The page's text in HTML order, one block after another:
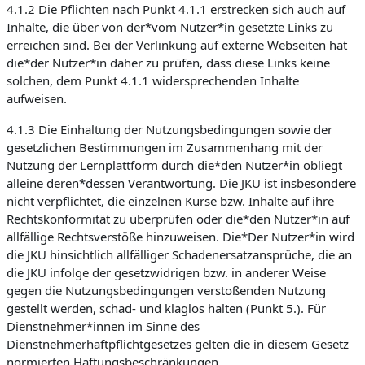
4.1.2 Die Pflichten nach Punkt 4.1.1 erstrecken sich auch auf
Inhalte, die über von der*vom Nutzer*in gesetzte Links zu
erreichen sind. Bei der Verlinkung auf externe Webseiten hat
die*der Nutzer*in daher zu prüfen, dass diese Links keine
solchen, dem Punkt 4.1.1 widersprechenden Inhalte
aufweisen.
4.1.3 Die Einhaltung der Nutzungsbedingungen sowie der
gesetzlichen Bestimmungen im Zusammenhang mit der
Nutzung der Lernplattform durch die*den Nutzer*in obliegt
alleine deren*dessen Verantwortung. Die JKU ist insbesondere
nicht verpflichtet, die einzelnen Kurse bzw. Inhalte auf ihre
Rechtskonformität zu überprüfen oder die*den Nutzer*in auf
allfällige Rechtsverstöße hinzuweisen. Die*Der Nutzer*in wird
die JKU hinsichtlich allfälliger Schadenersatzansprüche, die an
die JKU infolge der gesetzwidrigen bzw. in anderer Weise
gegen die Nutzungsbedingungen verstoßenden Nutzung
gestellt werden, schad- und klaglos halten (Punkt 5.). Für
Dienstnehmer*innen im Sinne des
Dienstnehmerhaftpflichtgesetzes gelten die in diesem Gesetz
normierten Haftungsbeschränkungen.